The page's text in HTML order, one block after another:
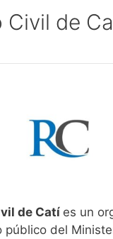
Civil de
de Catí es un
público del